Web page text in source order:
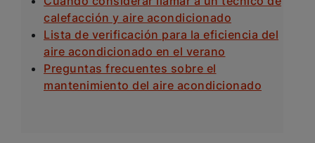
calefacción y aire acondicionado
Lista de verificación para la eficiencia del
aire acondicionado en el verano
Preguntas frecuentes sobre el
mantenimiento del aire acondicionado